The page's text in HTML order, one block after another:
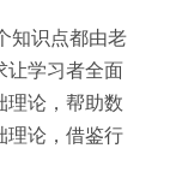
知识点都由老
让学习者全面
理论，帮助数
理论，借鉴行